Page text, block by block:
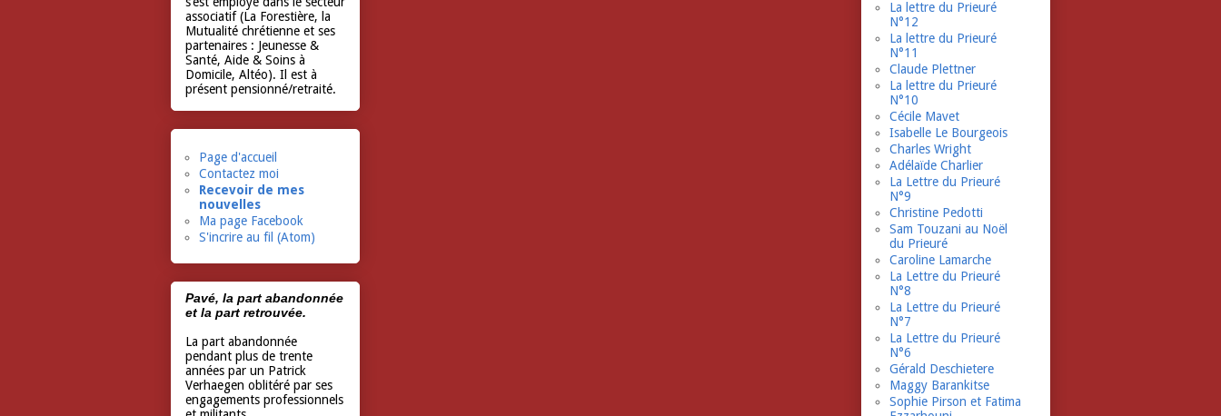
associatif (La Forestière, la
Mutualité chrétienne et ses
partenaires : Jeunesse &
Santé, Aide & Soins à
Domicile, Altéo). Il est à
présent pensionné/retraité.
Page d'accueil
Contactez moi
Recevoir de mes
nouvelles
Ma page Facebook
S'incrire au fil (Atom)
Pavé, la part abandonnée
et la part retrouvée.
La part abandonnée
pendant plus de trente
années par un Patrick
Verhaegen oblitéré par ses
engagements professionnels
La lettre du Prieuré
N°12
La lettre du Prieuré
N°11
Claude Plettner
La lettre du Prieuré
N°10
Cécile Mavet
Isabelle Le Bourgeois
Charles Wright
Adélaïde Charlier
La Lettre du Prieuré
N°9
Christine Pedotti
Sam Touzani au Noël
du Prieuré
Caroline Lamarche
La Lettre du Prieuré
N°8
La Lettre du Prieuré
N°7
La Lettre du Prieuré
N°6
Gérald Deschietere
Maggy Barankitse
Sophie Pirson et Fatima